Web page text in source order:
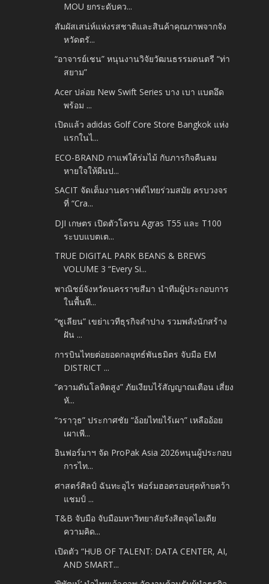
MOU ยกระดับคว...
สัมผัสเสน่ห์แห่งรสชาติและสินค้าคุณภาพจากจัง
หวัดตรั...
“อาจารย์เชน” หนุนงานวิจัยวัฒนธรรมดนตรี “ท่า
สยาม”
Acer ปล่อย New Swift Series บาง เบา แบตอึด
พร้อม ...
เปิดแล้ว adidas Golf Core Store Bangkok แห่ง
แรกในไ...
ECO-BRAND กาแฟใต้ร่มไม้ กับภารกิจคืนลม
หายใจให้ผืนป...
SACIT จัดเต็มงานคราฟต์ไทยร่วมสมัย ครบวงจร
ที่ “Cra...
DJI เกษตร เปิดตัวโดรน Agras T55 และ T100
ระบบแบตเต...
TRUE DIGITAL PARK BEANS & BREWS
VOLUME 3 “Every Si...
พาณิชย์จังหวัดนครราขสีมา นำทีมผู้ประกอบการ
ในพื้นที...
“ซูเลียน” เขย่าเวทีธุรกิจลำปาง รวมพลังนักสร้าง
ฝัน ...
การบินไทยต่อยอดกลยุทธ์พันธมิตร จับมือ EM
DISTRICT ...
“ความดันโลหิตสูง” ภัยเงียบไร้สัญญาณเตือน เสี่ยง
หั...
“วราวุธ” ประกาศชัย “อ้อยไทยไร้เผา” เหลืออ้อย
เผาเพี...
อินฟอร์มาฯ จัด ProPak Asia 2026​หนุนผู้ประกอบ
การไท...
ศาสตร์ศิลป์ ฉันทะอุไร ฟอร์มฮอตรอบสุดท้ายคว้า
แชมป์ ...
T&B จับมือ จับมือมหาวิทยาลัยรังสิตจุดไอเดีย
ความคิด...
เปิดตัว “HUB OF TALENT: DATA CENTER, AI,
AND SMART...